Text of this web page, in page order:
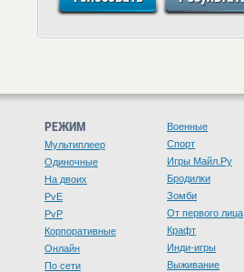
РЕЖИМ
Мультиплеер
Одиночные
На двоих
PvE
PvP
Корпоративные
Онлайн
По сети
Военные
Спорт
Игры Майл.Ру
Бродилки
Зомби
От первого лица
Крафт
Инди-игры
Выживание